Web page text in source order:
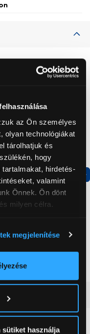
az Ön személyes
olyan technológiákat
tárolhatjuk és
hogy
hirdetés-
valamint
Önnek. Ön dönt
milyen célra.
pontossággal
annak konkrét
aRészletek
visszavonhatja a
megjelenítése
sütiket használja
Termék adatlap
hűtőszekrény
999 Ft